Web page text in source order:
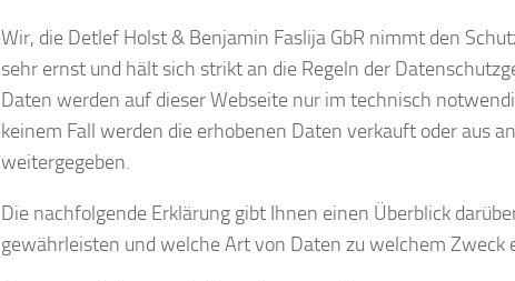
Wir, die Detlef Holst & Benjamin Faslija GbR nimmt den
sehr ernst und hält sich strikt an die Regeln der
Daten werden auf dieser Webseite nur im technisch
keinem Fall werden die erhobenen Daten verkauft oder aus
weitergegeben.
Die nachfolgende Erklärung gibt Ihnen einen Überblick
gewährleisten und welche Art von Daten zu welchem Zweck